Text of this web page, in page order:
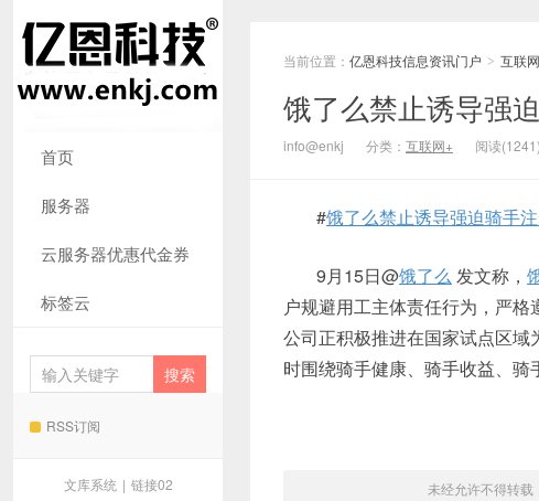
首页
服务器
云服务器优惠代金券
标签云
RSS订阅
文库系统 | 链接02
当前位置： 亿恩科技信息资讯门户 > 互联
饿了么禁止诱导强
info@enkj 分类： 互联网+ 阅读(1241)
#饿了么禁止诱导强迫骑手
9月15日@饿了么 发文称，
户规避用工主体责任行为，严格
公司正积极推进在国家试点区
时围绕骑手健康、骑手收益、骑
未经允许不得转载